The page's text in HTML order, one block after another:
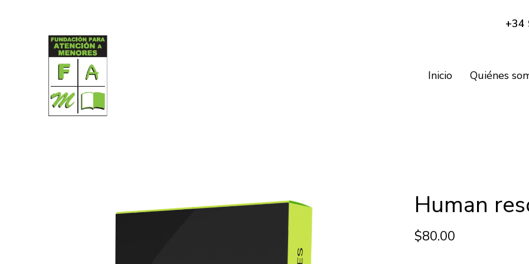
+34
Inicio Quiénes
Human
$80.00